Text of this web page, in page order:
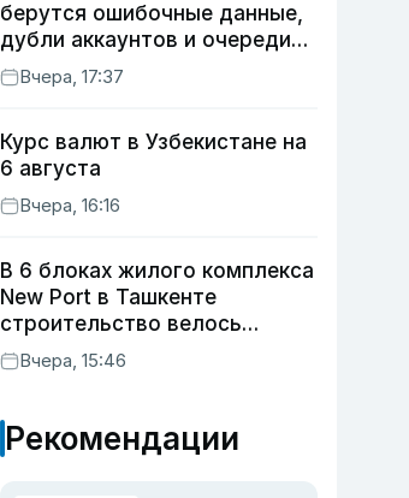
берутся ошибочные данные,
дубли аккаунтов и очереди
по онлайн-записи
Вчера, 17:37
Курс валют в Узбекистане на
6 августа
Вчера, 16:16
В 6 блоках жилого комплекса
New Port в Ташкенте
строительство велось
незаконно
Вчера, 15:46
Рекомендации